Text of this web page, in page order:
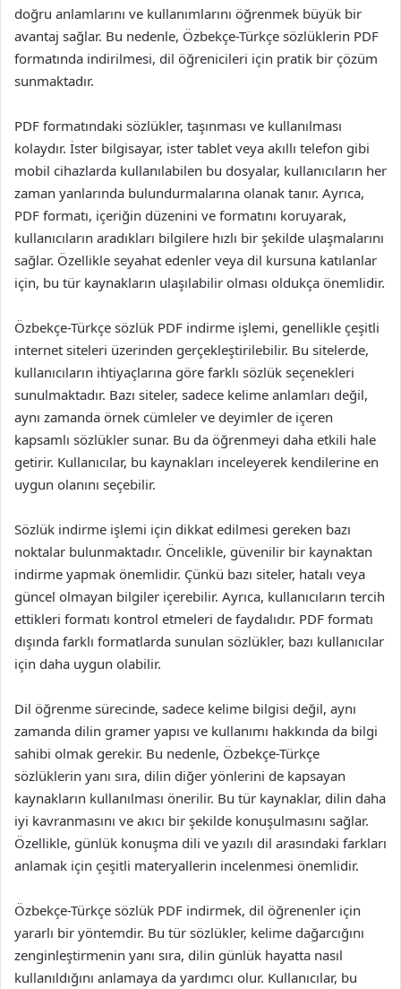
doğru anlamlarını ve kullanımlarını öğrenmek büyük bir
avantaj sağlar. Bu nedenle, Özbekçe-Türkçe sözlüklerin PDF
formatında indirilmesi, dil öğrenicileri için pratik bir çözüm
sunmaktadır.
PDF formatındaki sözlükler, taşınması ve kullanılması
kolaydır. İster bilgisayar, ister tablet veya akıllı telefon gibi
mobil cihazlarda kullanılabilen bu dosyalar, kullanıcıların her
zaman yanlarında bulundurmalarına olanak tanır. Ayrıca,
PDF formatı, içeriğin düzenini ve formatını koruyarak,
kullanıcıların aradıkları bilgilere hızlı bir şekilde ulaşmalarını
sağlar. Özellikle seyahat edenler veya dil kursuna katılanlar
için, bu tür kaynakların ulaşılabilir olması oldukça önemlidir.
Özbekçe-Türkçe sözlük PDF indirme işlemi, genellikle çeşitli
internet siteleri üzerinden gerçekleştirilebilir. Bu sitelerde,
kullanıcıların ihtiyaçlarına göre farklı sözlük seçenekleri
sunulmaktadır. Bazı siteler, sadece kelime anlamları değil,
aynı zamanda örnek cümleler ve deyimler de içeren
kapsamlı sözlükler sunar. Bu da öğrenmeyi daha etkili hale
getirir. Kullanıcılar, bu kaynakları inceleyerek kendilerine en
uygun olanını seçebilir.
Sözlük indirme işlemi için dikkat edilmesi gereken bazı
noktalar bulunmaktadır. Öncelikle, güvenilir bir kaynaktan
indirme yapmak önemlidir. Çünkü bazı siteler, hatalı veya
güncel olmayan bilgiler içerebilir. Ayrıca, kullanıcıların tercih
ettikleri formatı kontrol etmeleri de faydalıdır. PDF formatı
dışında farklı formatlarda sunulan sözlükler, bazı kullanıcılar
için daha uygun olabilir.
Dil öğrenme sürecinde, sadece kelime bilgisi değil, aynı
zamanda dilin gramer yapısı ve kullanımı hakkında da bilgi
sahibi olmak gerekir. Bu nedenle, Özbekçe-Türkçe
sözlüklerin yanı sıra, dilin diğer yönlerini de kapsayan
kaynakların kullanılması önerilir. Bu tür kaynaklar, dilin daha
iyi kavranmasını ve akıcı bir şekilde konuşulmasını sağlar.
Özellikle, günlük konuşma dili ve yazılı dil arasındaki farkları
anlamak için çeşitli materyallerin incelenmesi önemlidir.
Özbekçe-Türkçe sözlük PDF indirmek, dil öğrenenler için
yararlı bir yöntemdir. Bu tür sözlükler, kelime dağarcığını
zenginleştirmenin yanı sıra, dilin günlük hayatta nasıl
kullanıldığını anlamaya da yardımcı olur. Kullanıcılar, bu